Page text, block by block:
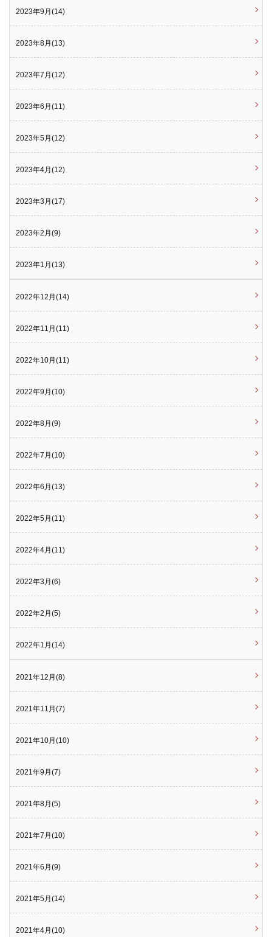
2023年9月(14)
2023年8月(13)
2023年7月(12)
2023年6月(11)
2023年5月(12)
2023年4月(12)
2023年3月(17)
2023年2月(9)
2023年1月(13)
2022年12月(14)
2022年11月(11)
2022年10月(11)
2022年9月(10)
2022年8月(9)
2022年7月(10)
2022年6月(13)
2022年5月(11)
2022年4月(11)
2022年3月(6)
2022年2月(5)
2022年1月(14)
2021年12月(8)
2021年11月(7)
2021年10月(10)
2021年9月(7)
2021年8月(5)
2021年7月(10)
2021年6月(9)
2021年5月(14)
2021年4月(10)